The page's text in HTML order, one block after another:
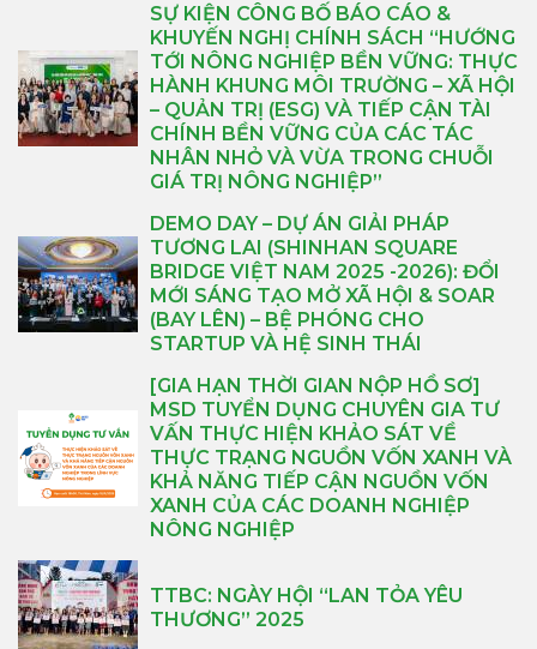
SỰ KIỆN CÔNG BỐ BÁO CÁO &
KHUYẾN NGHỊ CHÍNH SÁCH “HƯỚNG
TỚI NÔNG NGHIỆP BỀN VỮNG: THỰC
HÀNH KHUNG MÔI TRƯỜNG – XÃ HỘI
– QUẢN TRỊ (ESG) VÀ TIẾP CẬN TÀI
CHÍNH BỀN VỮNG CỦA CÁC TÁC
NHÂN NHỎ VÀ VỪA TRONG CHUỖI
GIÁ TRỊ NÔNG NGHIỆP”
DEMO DAY – DỰ ÁN GIẢI PHÁP
TƯƠNG LAI (SHINHAN SQUARE
BRIDGE VIỆT NAM 2025 -2026): ĐỔI
MỚI SÁNG TẠO MỞ XÃ HỘI & SOAR
(BAY LÊN) – BỆ PHÓNG CHO
STARTUP VÀ HỆ SINH THÁI
[GIA HẠN THỜI GIAN NỘP HỒ SƠ]
MSD TUYỂN DỤNG CHUYÊN GIA TƯ
VẤN THỰC HIỆN KHẢO SÁT VỀ
THỰC TRẠNG NGUỒN VỐN XANH VÀ
KHẢ NĂNG TIẾP CẬN NGUỒN VỐN
XANH CỦA CÁC DOANH NGHIỆP
NÔNG NGHIỆP
TTBC: NGÀY HỘI “LAN TỎA YÊU
THƯƠNG” 2025